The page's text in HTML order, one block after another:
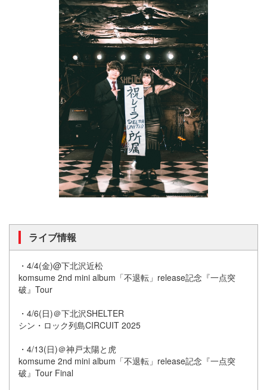
ライブ情報
・4/4(金)@下北沢近松
komsume 2nd mini album「不退転」release記念『一点突
破』Tour
・4/6(日)＠下北沢SHELTER
シン・ロック列島CIRCUIT 2025
・4/13(日)＠神戸太陽と虎
komsume 2nd mini album「不退転」release記念『一点突
破』Tour Final